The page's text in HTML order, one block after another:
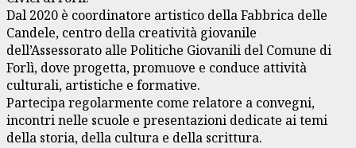
Dal 2020 è coordinatore artistico della Fabbrica delle
Candele, centro della creatività giovanile
dell’Assessorato alle Politiche Giovanili del Comune di
Forlì, dove progetta, promuove e conduce attività
culturali, artistiche e formative.
Partecipa regolarmente come relatore a convegni,
incontri nelle scuole e presentazioni dedicate ai temi
della storia, della cultura e della scrittura.